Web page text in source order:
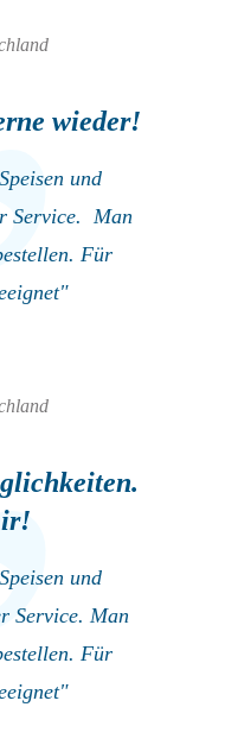
wieder!
und
Service. Man
Für
und
Service. Man
Für